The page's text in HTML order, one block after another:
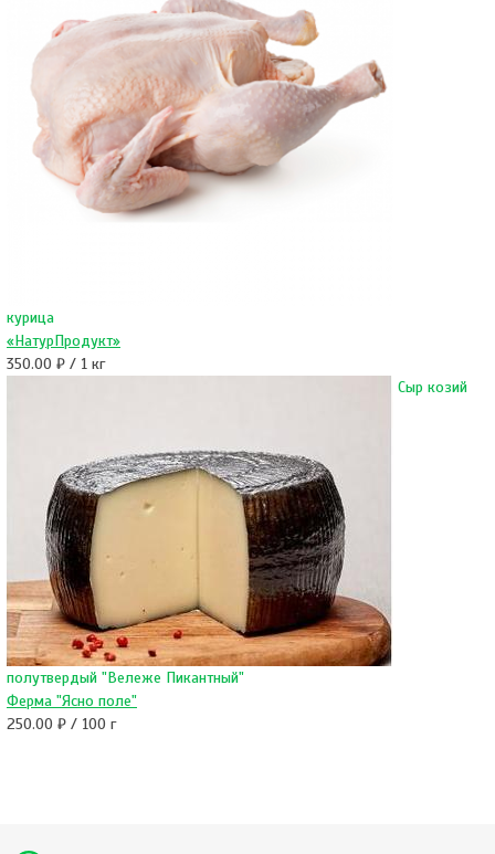
курица
«НатурПродукт»
350.00 ₽ / 1 кг
Сыр козий
полутвердый "Вележе Пикантный"
Ферма "Ясно поле"
250.00 ₽ / 100 г